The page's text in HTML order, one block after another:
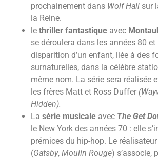
prochainement dans Wolf Hall sur
la Reine.
le thriller fantastique avec
se déroulera dans les années 80
disparition d’un enfant, liée à des
surnaturelles, dans la célèbre
même nom. La série sera réalisée
les frères Matt et Ross Duffer
Hidden).
La série musicale avec The Get
le New York des années 70 : elle
prémices du hip-hop. Le
(Gatsby, Moulin Rouge) s’associe,